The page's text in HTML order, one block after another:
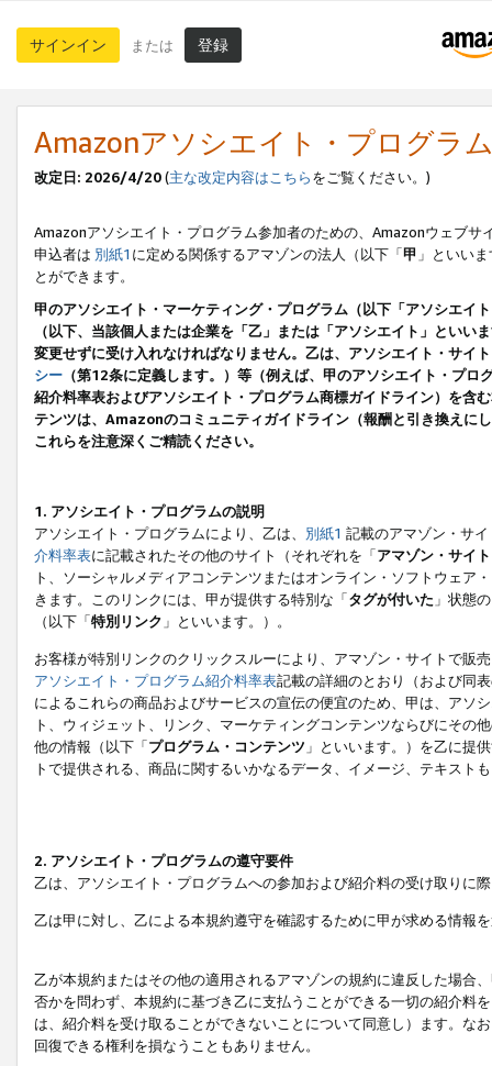
サインイン または 登録
Amazonアソシエイト・プログラ
改定日: 2026/4/20(主な改定内容はこちらをご覧ください。)
Amazonアソシエイト・プログラム参加者のための、Amazonウェブサ
申込者は 別紙1 に定める関係するアマゾンの法人（以下「甲 」といい
とができます。
甲のアソシエイト・マーケティング・プログラム（以下「アソシエイ
（以下、当該個人または企業を「乙」または「アソシエイト」とい
変更せずに受け入れなければなりません。乙は、アソシエイト・サイ
シー （第12条に定義します。）等（例えば、甲のアソシエイト・プ
紹介料率表およびアソシエイト・プログラム商標ガイドライン）を
テンツは、Amazonのコミュニティガイドライン（報酬と引き換えに
これらを注意深くご精読ください。
1. アソシエイト・プログラムの説明
アソシエイト・プログラムにより、乙は、 別紙1 記載のアマゾン・サ
介料率表に記載されたその他のサイト（それぞれを「アマゾン・サイト
ト、ソーシャルメディアコンテンツまたはオンライン・ソフトウェア
きます。このリンクには、甲が提供する特別な「タグが付いた 」状態
（以下「特別リンク 」といいます。）。
お客様が特別リンクのクリックスルーにより、アマゾン・サイトで販
アソシエイト・プログラム紹介料率表記載の詳細のとおり（および同
によるこれらの商品およびサービスの宣伝の便宜のため、甲は、アソ
ト、ウィジェット、リンク、マーケティングコンテンツならびにその
他の情報（以下「プログラム・コンテンツ 」といいます。）を乙に提
トで提供される、商品に関するいかなるデータ、イメージ、テキス
2. アソシエイト・プログラムの遵守要件
乙は、アソシエイト・プログラムへの参加および紹介料の受け取りに
乙は甲に対し、乙による本規約遵守を確認するために甲が求める情報
乙が本規約またはその他の適用されるアマゾンの規約に違反した場合
否かを問わず、本規約に基づき乙に支払うことができる一切の紹介料
は、紹介料を受け取ることができないことについて同意し）ます。な
回復できる権利を損なうこともありません。